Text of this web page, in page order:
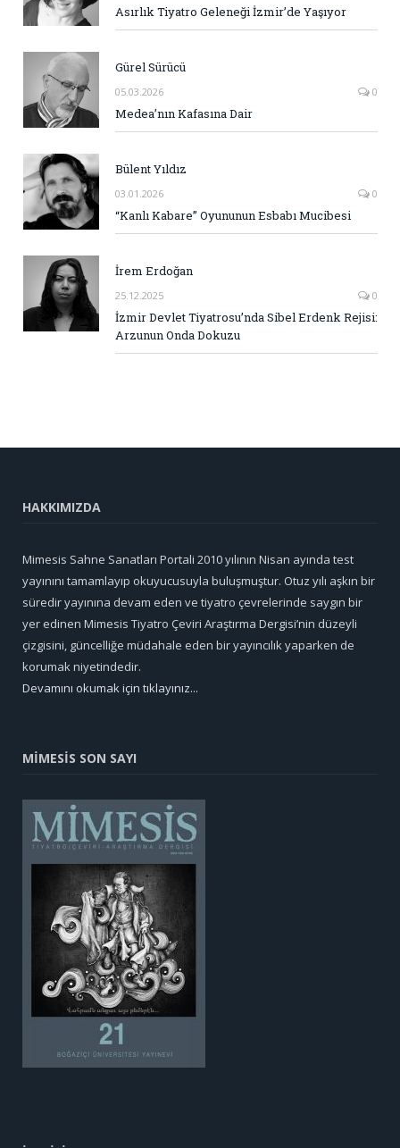
Asırlık Tiyatro Geleneği İzmir’de Yaşıyor
Gürel Sürücü
05.03.2026 0
Medea’nın Kafasına Dair
Bülent Yıldız
03.01.2026 0
“Kanlı Kabare” Oyununun Esbabı Mucibesi
İrem Erdoğan
25.12.2025 0
İzmir Devlet Tiyatrosu’nda Sibel Erdenk Rejisi:
Arzunun Onda Dokuzu
HAKKIMIZDA
Mimesis Sahne Sanatları Portali 2010 yılının Nisan ayında test
yayınını tamamlayıp okuyucusuyla buluşmuştur. Otuz yılı aşkın bir
süredir yayınına devam eden ve tiyatro çevrelerinde saygın bir
yer edinen Mimesis Tiyatro Çeviri Araştırma Dergisi’nin düzeyli
çizgisini, güncelliğe müdahale eden bir yayıncılık yaparken de
korumak niyetindedir.
Devamını okumak için tıklayınız...
MİMESİS SON SAYI